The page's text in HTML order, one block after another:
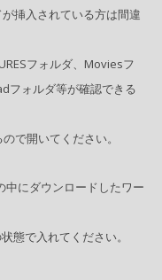
が挿入されている方は間違
フォルダ、Moviesフ
フォルダ等が確認できる
で開いてください。
にダウンロードしたワー
態で入れてください。